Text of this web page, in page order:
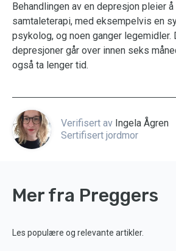
Behandlingen av en depresjon pleier
samtaleterapi, med eksempelvis en
psykolog, og noen ganger legemidler.
depresjoner går over innen seks
også ta lenger tid.
Verifisert av Ingela Ågren
Sertifisert jordmor
Mer fra Preggers
Les populære og relevante artikler.